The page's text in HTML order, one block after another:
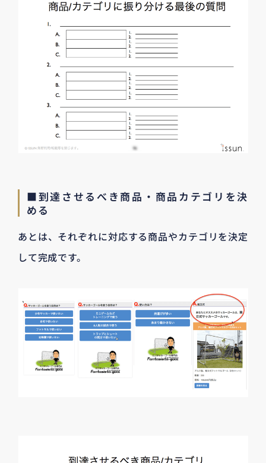
■到達させるべき商品・商品カテゴリを決
める
あとは、それぞれに対応する商品やカテゴリを決定
して完成です。